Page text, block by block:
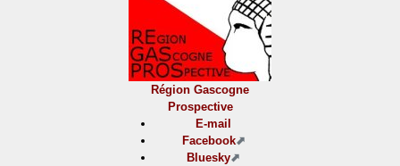
Région Gascogne
Prospective
E-mail
Facebook
Bluesky